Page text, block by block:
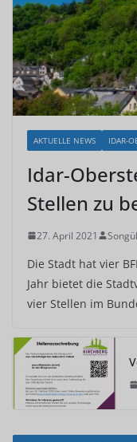
AKTUELLE NEWS IDAR-
Idar-
Stellen zu
27. April 2021
Die Stadt hat vier
Jahr bietet die
vier Stellen im